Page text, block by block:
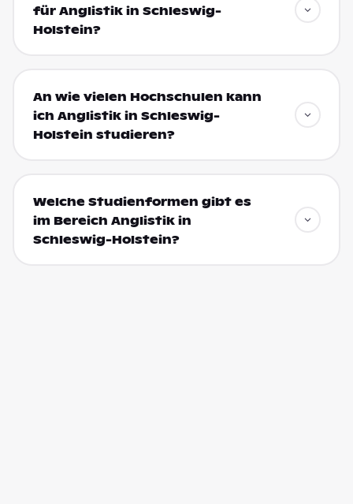
für Anglistik in Schleswig-
Holstein?
An wie vielen Hochschulen kann
ich Anglistik in Schleswig-
Holstein studieren?
Welche Studienformen gibt es
im Bereich Anglistik in
Schleswig-Holstein?